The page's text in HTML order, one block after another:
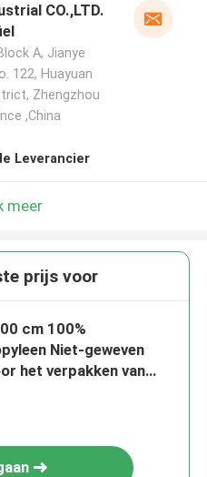
CO.,LTD.
A, Jianye
122, Huayuan
Zhengzhou
,China
Leverancier
meer
prijs voor
cm 100%
Niet-geweven
het verpakken van